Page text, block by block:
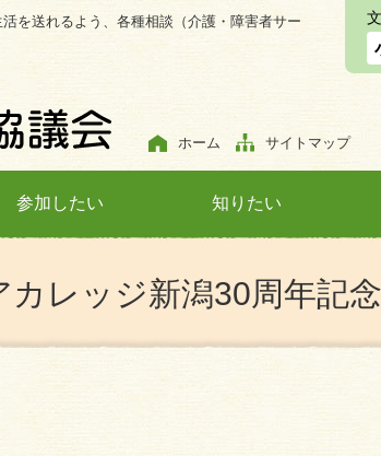
を送れるよう、各種相談（介護・障害者サー
ホーム サイトマップ
参加したい 知りたい
カレッジ新潟30周年記